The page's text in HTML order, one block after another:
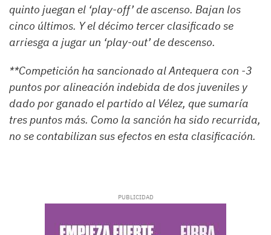
quinto juegan el ‘play-off’ de ascenso. Bajan los
cinco últimos. Y el décimo tercer clasificado se
arriesga a jugar un ‘play-out’ de descenso.
**Competición ha sancionado al Antequera con -3
puntos por alineación indebida de dos juveniles y
dado por ganado el partido al Vélez, que sumaría
tres puntos más. Como la sanción ha sido recurrida,
no se contabilizan sus efectos en esta clasificación.